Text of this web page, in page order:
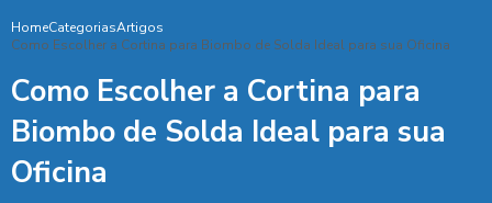
HomeCategoriasArtigos
Como Escolher a Cortina para Biombo de Solda Ideal para sua Oficina
Como Escolher a Cortina para
Biombo de Solda Ideal para sua
Oficina